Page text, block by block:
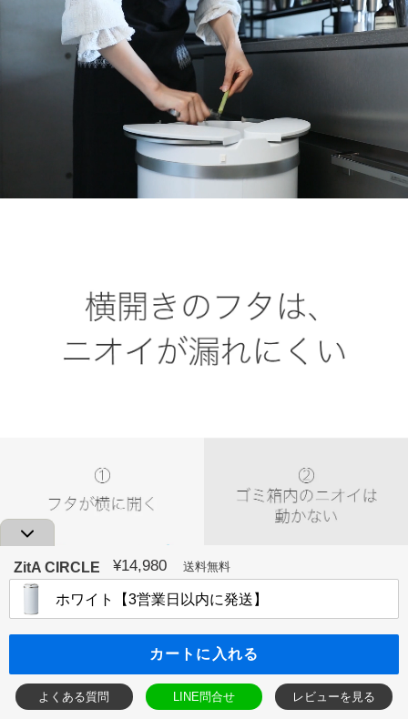
ZitA CIRCLE
通
常
価
格
¥14,980 送料無料
カートに入れる
よくある質問 LINE問合せ レビューを見る